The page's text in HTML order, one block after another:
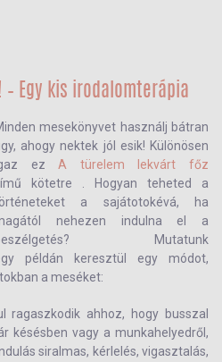
– Egy kis irodalomterápia
mesekönyvet használj bátran
ahogy nektek jól esik! Különösen
ez A türelem lekvárt főz
kötetre . Hogyan teheted a
a sajátotokévá, ha
nehezen indulna el a
Mutatunk
példán keresztül egy módot,
a meséket:
ragaszkodik ahhoz, hogy busszal
késésben vagy a munkahelyedről,
siralmas, kérlelés, vigasztalás,